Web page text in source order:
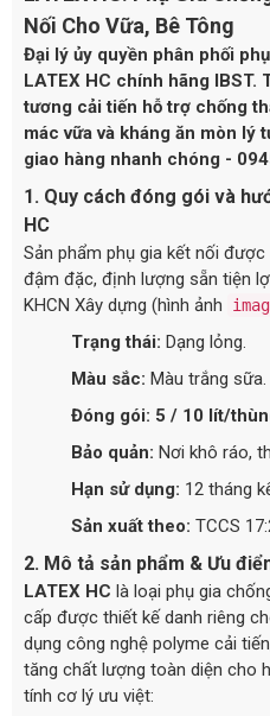
Nối Cho Vữa, Bê Tông
Đại lý ủy quyền phân phối
LATEX HC chính hãng IBST.
tương cải tiến hỗ trợ chống
mác vữa và kháng ăn mòn lý
giao hàng nhanh chóng -
1. Quy cách đóng gói và
HC
Sản phẩm phụ gia kết nối
đậm đặc, định lượng sẵn tiện
KHCN Xây dựng (hình ảnh
Trạng thái: Dạng lỏng.
Màu sắc: Màu trắng sữa.
Đóng gói: 5 / 10 lít/
Bảo quản: Nơi khô ráo,
Hạn sử dụng: 12 tháng
Sản xuất theo: TCCS
2. Mô tả sản phẩm & Ưu
LATEX HC là loại phụ gia
cấp được thiết kế danh riêng
dụng công nghệ polyme cải
tăng chất lượng toàn diện cho
tính cơ lý ưu việt: